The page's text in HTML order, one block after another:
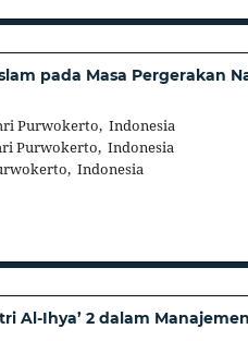
pada Masa Pergerakan
Purwokerto, Indonesia
Purwokerto, Indonesia
Indonesia
Al-Ihya’ 2 dalam